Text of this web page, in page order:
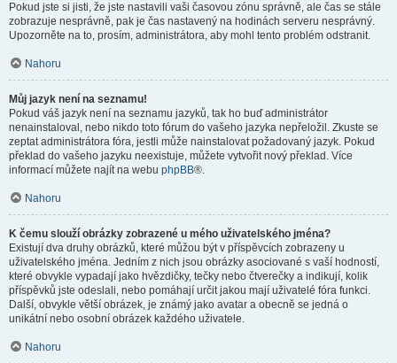
Pokud jste si jisti, že jste nastavili vaši časovou zónu správně, ale čas se stále
zobrazuje nesprávně, pak je čas nastavený na hodinách serveru nesprávný.
Upozorněte na to, prosím, administrátora, aby mohl tento problém odstranit.
Nahoru
Můj jazyk není na seznamu!
Pokud váš jazyk není na seznamu jazyků, tak ho buď administrátor
nenainstaloval, nebo nikdo toto fórum do vašeho jazyka nepřeložil. Zkuste se
zeptat administrátora fóra, jestli může nainstalovat požadovaný jazyk. Pokud
překlad do vašeho jazyku neexistuje, můžete vytvořit nový překlad. Více
informací můžete najít na webu phpBB®.
Nahoru
K čemu slouží obrázky zobrazené u mého uživatelského jména?
Existují dva druhy obrázků, které můžou být v příspěvcích zobrazeny u
uživatelského jména. Jedním z nich jsou obrázky asociované s vaší hodností,
které obvykle vypadají jako hvězdičky, tečky nebo čtverečky a indikují, kolik
příspěvků jste odeslali, nebo pomáhají určit jakou mají uživatelé fóra funkci.
Další, obvykle větší obrázek, je známý jako avatar a obecně se jedná o
unikátní nebo osobní obrázek každého uživatele.
Nahoru